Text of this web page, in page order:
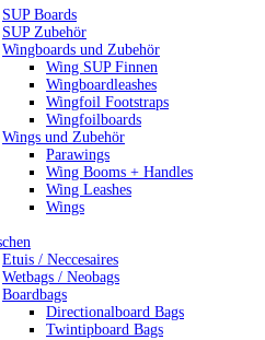
SUP Boards
SUP Zubehör
Wingboards und Zubehör
Wing SUP Finnen
Wingboardleashes
Wingfoil Footstraps
Wingfoilboards
Wings und Zubehör
Parawings
Wing Booms + Handles
Wing Leashes
Wings
Etuis / Neccesaires
Wetbags / Neobags
Boardbags
Directionalboard Bags
Twintipboard Bags